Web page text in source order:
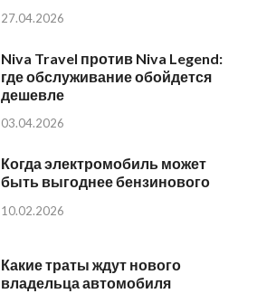
27.04.2026
Niva Travel против Niva Legend:
где обслуживание обойдется
дешевле
03.04.2026
Когда электромобиль может
быть выгоднее бензинового
10.02.2026
Какие траты ждут нового
владельца автомобиля